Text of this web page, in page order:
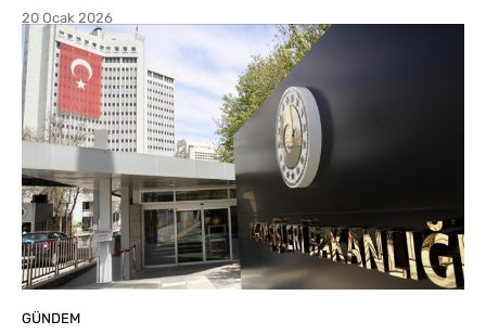
20 Ocak 2026
GÜNDEM